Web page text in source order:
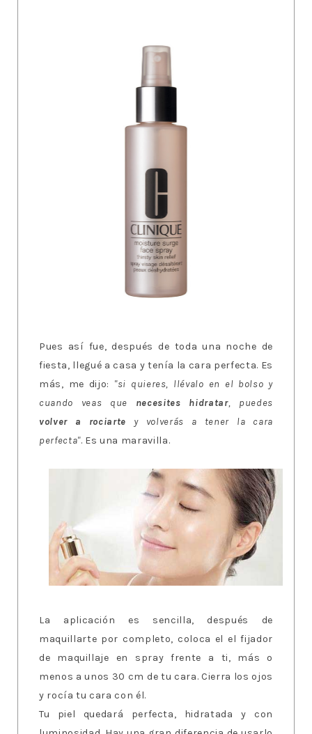
Pues así fue, después de toda una noche de
fiesta, llegué a casa y tenía la cara perfecta. Es
más, me dijo: "si quieres, llévalo en el bolso y
cuando veas que necesites hidratar, puedes
volver a rociarte y volverás a tener la cara
perfecta". Es una maravilla.
La aplicación es sencilla, después de
maquillarte por completo, coloca el el fijador
de maquillaje en spray frente a ti, más o
menos a unos 30 cm de tu cara. Cierra los ojos
y rocía tu cara con él.
Tu piel quedará perfecta, hidratada y con